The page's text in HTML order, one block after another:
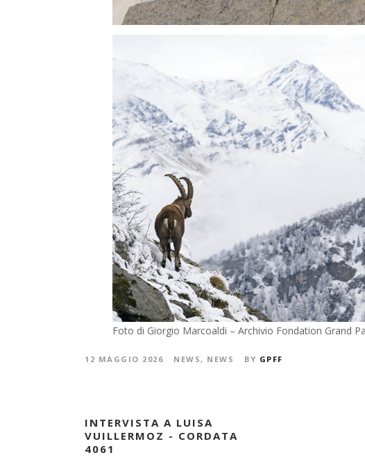
Foto di Giorgio Marcoaldi – Archivio Fondation Grand
12 MAGGIO 2026 NEWS , NEWS BY GPFF
INTERVISTA A LUISA
VUILLERMOZ - CORDATA
4061